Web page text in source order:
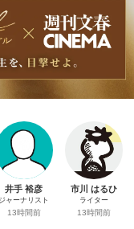
井手 裕彦
ジャーナリスト
13時間前
市川 はるひ
ライター
13時間前